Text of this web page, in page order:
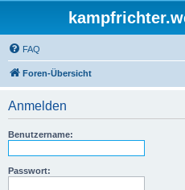
FAQ
Foren-Übersicht
Anmelden
Benutzername:
Passwort: